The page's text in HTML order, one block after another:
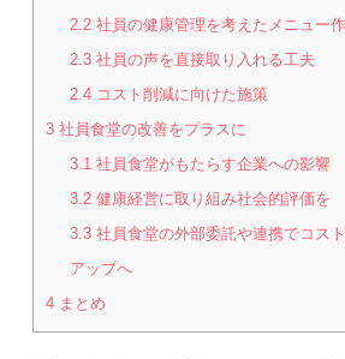
2.2 社員の健康管理を考えたメニュー
2.3 社員の声を直接取り入れる工夫
2.4 コスト削減に向けた施策
3 社員食堂の改善をプラスに
3.1 社員食堂がもたらす企業への影響
3.2 健康経営に取り組み社会的評価を
3.3 社員食堂の外部委託や連携でコス
アップへ
4 まとめ